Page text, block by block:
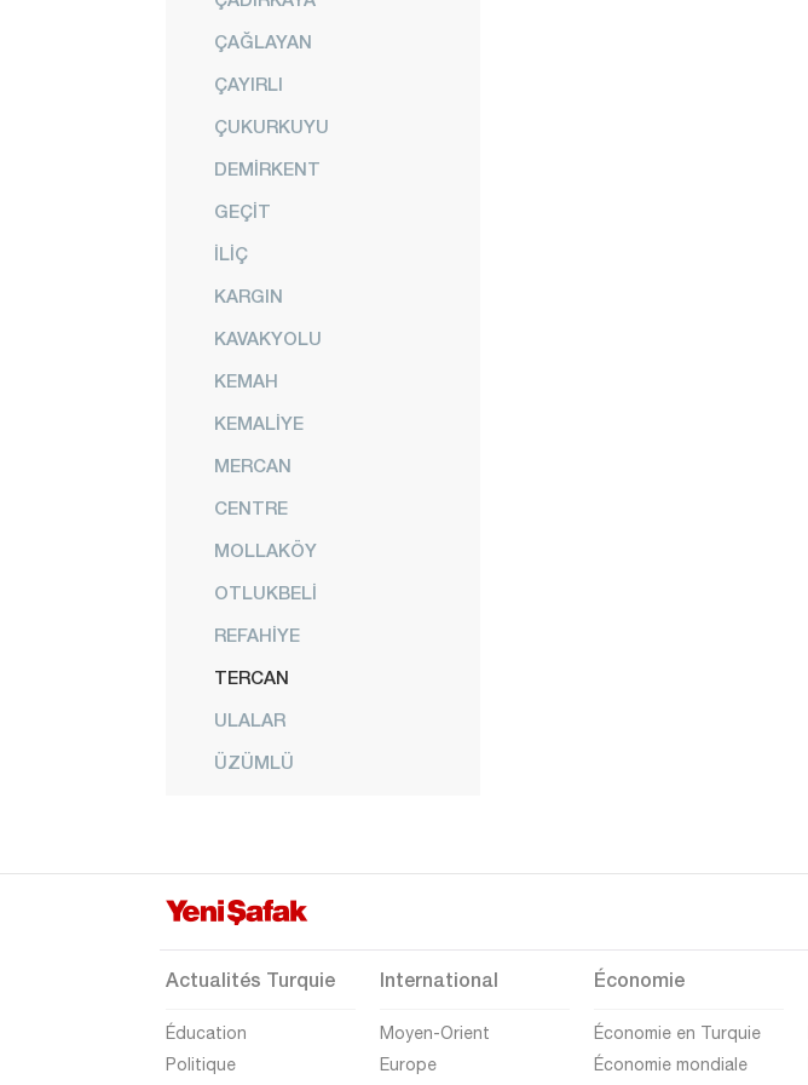
ÇAĞLAYAN
ÇAYIRLI
ÇUKURKUYU
DEMİRKENT
GEÇİT
İLİÇ
KARGIN
KAVAKYOLU
KEMAH
KEMALİYE
MERCAN
CENTRE
MOLLAKÖY
OTLUKBELİ
REFAHİYE
TERCAN
ULALAR
ÜZÜMLÜ
Erzurum
Eskişehir
Giresun
Actualités Turquie
Éducation
Politique
International
Moyen-Orient
Europe
Économie
Économie en Turquie
Économie mondiale